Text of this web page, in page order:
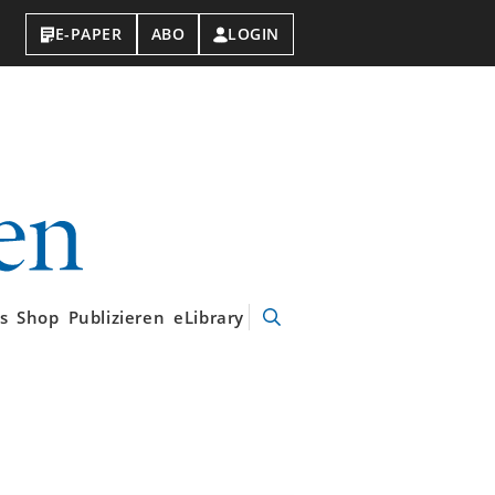
E-PAPER ABO LOGIN
Shop Publizieren eLibrary